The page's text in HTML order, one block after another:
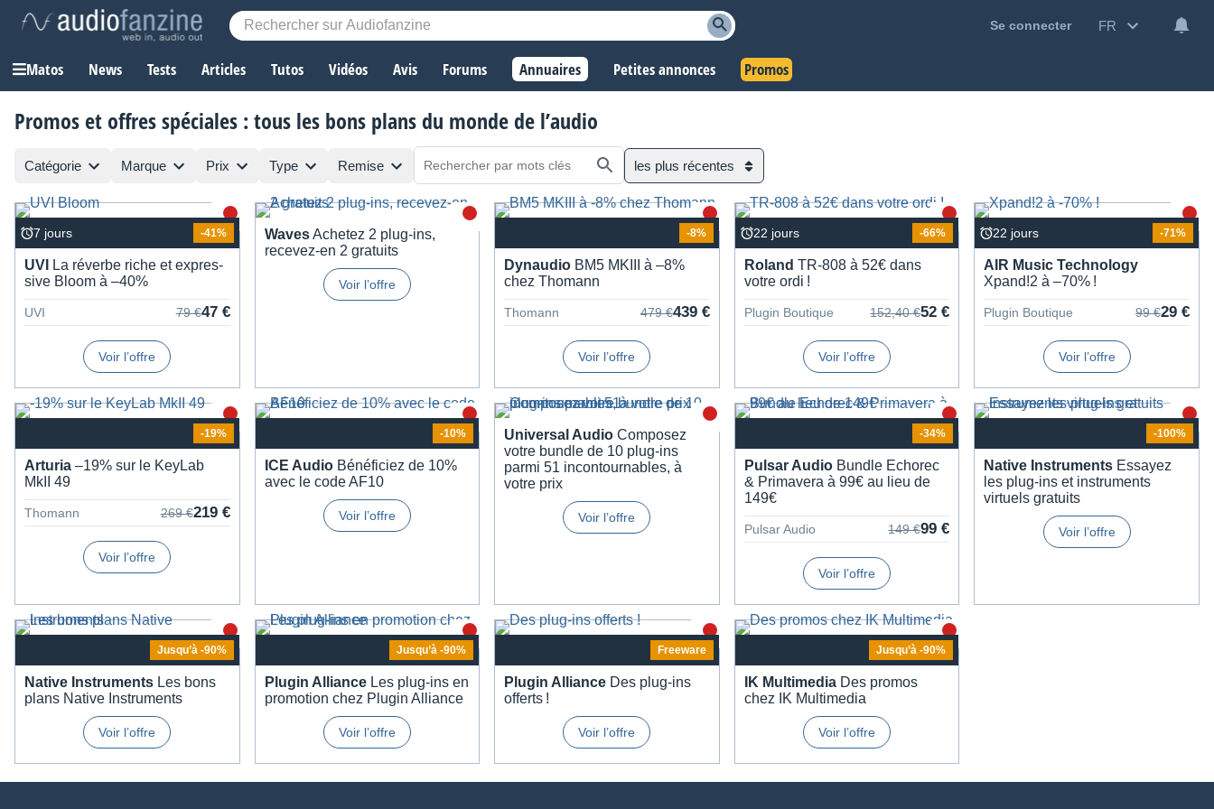
Se connecter FR
Matos News Tests Articles Tutos Vidéos Avis Forums Annuaires Petites annonces Promos
Promos et offres spéciales : tous les bons plans du monde de l’audio
Catégorie Marque Prix Type Remise les plus récentes
7 jours -41%
UVI
La réverbe riche et expres­
sive Bloom à –40%
UVI 79 €47 €
Voir l’offre
WavesAche­tez 2 plug-ins,
rece­vez-en 2 gratuits
Voir l’offre
-8%
Dynau­dio BM5 MKIII à –8%
chez Thomann
Thomann 479 €439 €
Voir l’offre
22 jours -66%
Roland TR-808 à 52€ dans
votre ordi !
Plugin Boutique 152,40 €52 €
Voir l’offre
22 jours -71%
AIR Music Tech­no­logy
Xpand!2 à –70% !
Plugin Boutique 99 €29 €
Voir l’offre
-19%
Artu­ria –19% sur le KeyLab
MkII 49
Thomann 269 €219 €
Voir l’offre
-10%
ICE AudioBéné­fi­ciez de 10%
avec le code AF10
Voir l’offre
Univer­sal Audio Compo­sez
votre bundle de 10 plug-ins
parmi 51 incon­tour­nables, à
votre prix
Voir l’offre
-34%
Pulsar AudioBundle Echo­rec
& Prima­vera à 99€ au lieu de
149€
Pulsar Audio 149 €99 €
Voir l’offre
-100%
Native Instru­ments Essayez
les plug-ins et instru­ments
virtuels gratuits
Voir l’offre
jusqu’à -90%
Native Instru­ments Les bons
plans Native Instru­ments
Voir l’offre
jusqu’à -90%
Plugin AllianceLes plug-ins en
promo­tion chez Plugin Alliance
Voir l’offre
Freeware
Plugin Alliance Des plug-ins
offerts !
Voir l’offre
jusqu’à -90%
IK Multi­me­diaDes promos
chez IK Multi­me­dia
Voir l’offre